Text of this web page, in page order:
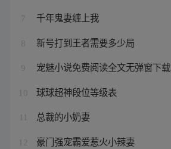
7 千年鬼妻缠上我
8 新号打到王者需要多少局
9 宠魅小说免费阅读全文无弹窗下载
10 球球超神段位等级表
总裁的小奶妻
12 豪门强宠霸爱惹火小辣妻